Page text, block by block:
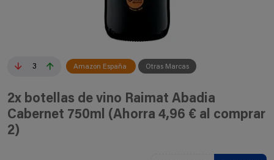
3 Amazon España Otras Marcas
2x botellas de vino Raimat Abadia
Cabernet 750ml (Ahorra 4,96 € al comprar
2)